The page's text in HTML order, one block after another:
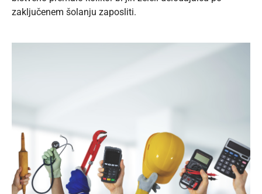
zaključenem šolanju zaposliti.